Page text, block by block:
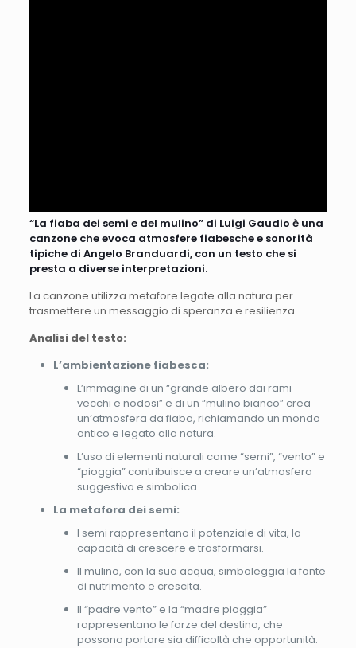
“La fiaba dei semi e del mulino” di Luigi Gaudio è una
canzone che evoca atmosfere fiabesche e sonorità
tipiche di Angelo Branduardi, con un testo che si
presta a diverse interpretazioni.
La canzone utilizza metafore legate alla natura per
trasmettere un messaggio di speranza e resilienza.
Analisi del testo:
L’ambientazione fiabesca:
L’immagine di un “grande albero dai rami
vecchi e nodosi” e di un “mulino bianco” crea
un’atmosfera da fiaba, richiamando un mondo
antico e legato alla natura.
L’uso di elementi naturali come “semi”, “vento” e
“pioggia” contribuisce a creare un’atmosfera
suggestiva e simbolica.
La metafora dei semi:
I semi rappresentano il potenziale di vita, la
capacità di crescere e trasformarsi.
Il mulino, con la sua acqua, simboleggia la fonte
di nutrimento e crescita.
Il “padre vento” e la “madre pioggia”
rappresentano le forze del destino, che
possono portare sia difficoltà che opportunità.